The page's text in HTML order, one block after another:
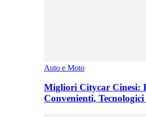
Auto e Moto
Migliori Citycar Cinesi:
Convenienti,